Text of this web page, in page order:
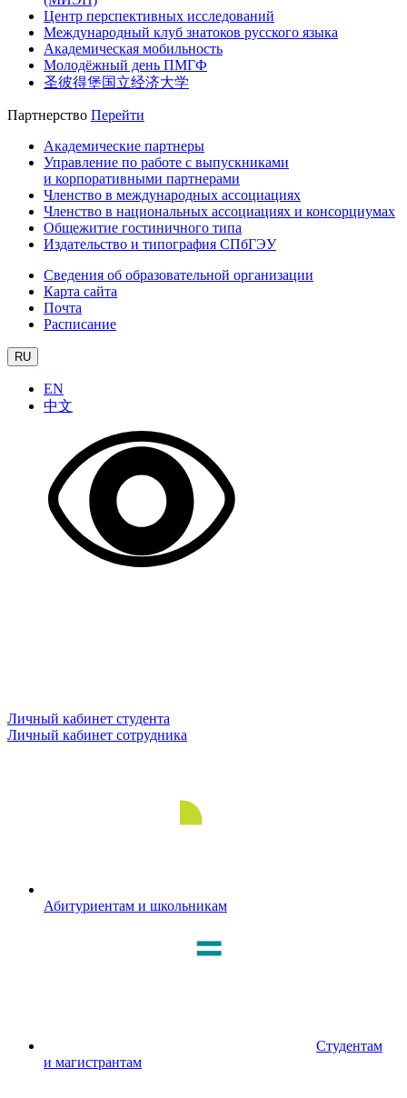
Центр перспективных исследований
Международный клуб знатоков русского языка
Академическая мобильность
Молодёжный день ПМГФ
圣彼得堡国立经济大学
Партнерство Перейти
Академические партнеры
Управление по работе с выпускниками
и корпоративными партнерами
Членство в международных ассоциациях
Членство в национальных ассоциациях и консорциумах
Общежитие гостиничного типа
Издательство и типография СПбГЭУ
Сведения об образовательной организации
Карта сайта
Почта
Расписание
RU
EN
中文
Личный кабинет студента
Личный кабинет сотрудника
Абитуриентам и школьникам
Студентам
и магистрантам